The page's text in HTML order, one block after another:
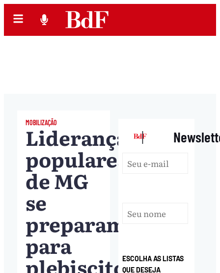
MOBILIZAÇÃO
Lideranças
populares
de MG
se
preparam
para
plebiscito
|
ESCOLHA AS LISTAS
QUE DESEJA